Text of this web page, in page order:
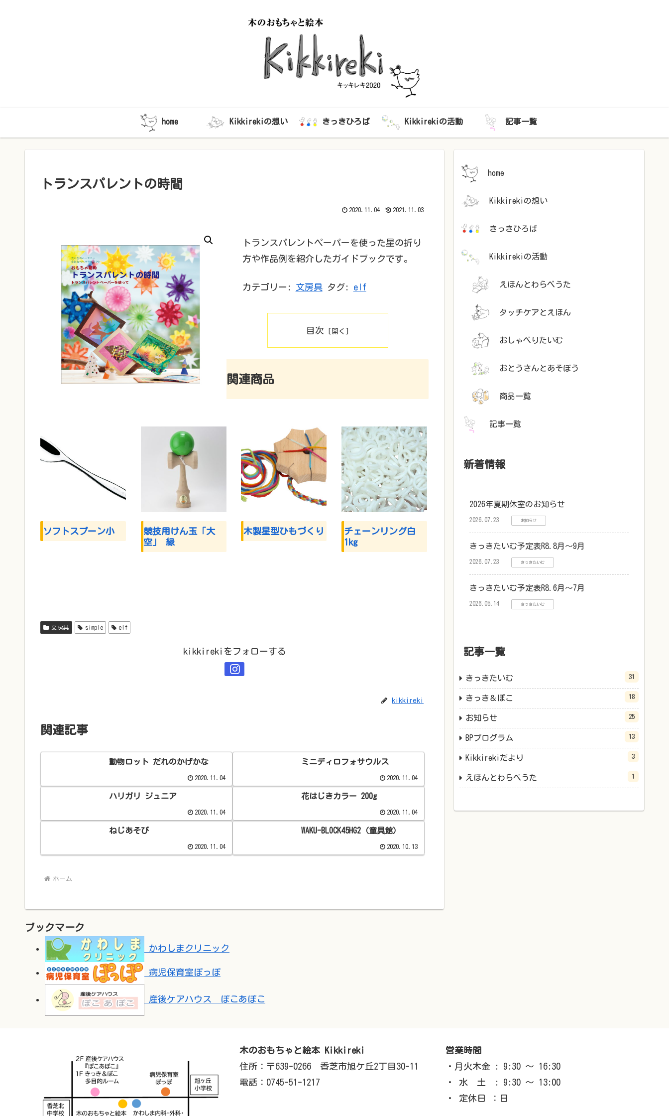
home Kikkirekiの想い きっきひろば Kikkirekiの活動 記事一覧
トランスパレントの時間
2020.11.04 2021.11.03
トランスパレントペーパーを使った星の折り
方や作品例を紹介したガイドブックです。
カテゴリー: 文房具 タグ: elf
目次
関連商品
ソフトスプーン小
競技用けん玉「大
空」 緑
木製星型ひもづくり
チェーンリング白
1kg
文房具 simple elf
kikkirekiをフォローする
kikkireki
関連記事
動物ロット だれのかげかな
2020.11.04
ミニディロフォサウルス
2020.11.04
ハリガリ ジュニア
2020.11.04
花はじきカラー 200g
2020.11.04
ねじあそび
2020.11.04
WAKU-BLOCK45HG2（童具館）
2020.10.13
ホーム
home
Kikkirekiの想い
きっきひろば
Kikkirekiの活動
えほんとわらべうた
タッチケアとえほん
おしゃべりたいむ
おとうさんとあそぼう
商品一覧
記事一覧
新着情報
2026年夏期休室のお知らせ
2026.07.23 お知らせ
きっきたいむ予定表R8.8月～9月
2026.07.23 きっきたいむ
きっきたいむ予定表R8.6月～7月
2026.05.14 きっきたいむ
記事一覧
きっきたいむ 31
きっき＆ぽこ 18
お知らせ 25
BPプログラム 13
Kikkirekiだより 3
えほんとわらべうた 1
ブックマーク
かわしまクリニック
病児保育室ぽっぽ
産後ケアハウス ぽこあぽこ
木のおもちゃと絵本 Kikkireki
住所：〒639-0266 香芝市旭ケ丘2丁目30-11
電話：0745-51-1217
営業時間
・月火木金 : 9:30 ～ 16:30
・ 水 土 : 9:30 ～ 13:00
・ 定休日 ：日